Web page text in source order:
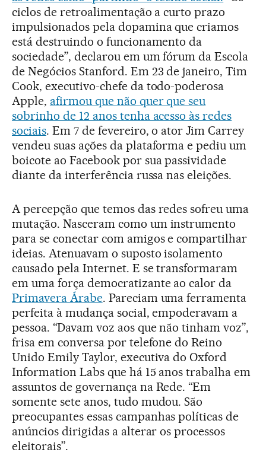
ciclos de retroalimentação a curto prazo
impulsionados pela dopamina que criamos
está destruindo o funcionamento da
sociedade”, declarou em um fórum da Escola
de Negócios Stanford. Em 23 de janeiro, Tim
Cook, executivo-chefe da todo-poderosa
Apple, afirmou que não quer que seu
sobrinho de 12 anos tenha acesso às redes
sociais. Em 7 de fevereiro, o ator Jim Carrey
vendeu suas ações da plataforma e pediu um
boicote ao Facebook por sua passividade
diante da interferência russa nas eleições.
A percepção que temos das redes sofreu uma
mutação. Nasceram como um instrumento
para se conectar com amigos e compartilhar
ideias. Atenuavam o suposto isolamento
causado pela Internet. E se transformaram
em uma força democratizante ao calor da
Primavera Árabe. Pareciam uma ferramenta
perfeita à mudança social, empoderavam a
pessoa. “Davam voz aos que não tinham voz”,
frisa em conversa por telefone do Reino
Unido Emily Taylor, executiva do Oxford
Information Labs que há 15 anos trabalha em
assuntos de governança na Rede. “Em
somente sete anos, tudo mudou. São
preocupantes essas campanhas políticas de
anúncios dirigidas a alterar os processos
eleitorais”.